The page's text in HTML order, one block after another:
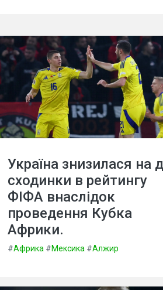
Україна знизилася на
сходинки в рейтингу
ФІФА внаслідок
проведення Кубка
Африки.
#Африка #Мексика #Алжир